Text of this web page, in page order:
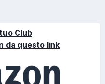
Club
da questo link